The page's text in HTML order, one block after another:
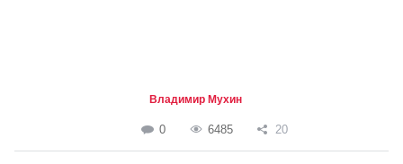
Владимир Мухин
0 6485 20